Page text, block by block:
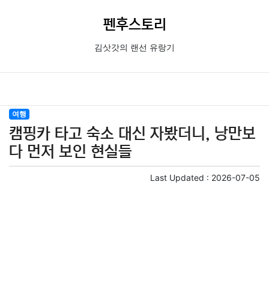
펜후스토리
김삿갓의 랜선 유랑기
여행
캠핑카 타고 숙소 대신 자봤더니, 낭만보
다 먼저 보인 현실들
Last Updated : 2026-07-05